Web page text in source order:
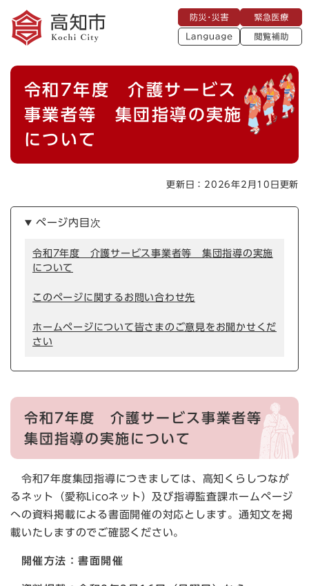
メニューを飛ばして本文へ
災
・
災
急
医
療
L
a
g
閲
助
本
令和7年度 介護サービス
事業者等 集団指導の実施
について
更新日：2026年2月10日更新
ページ内目次
令和7年度 介護サービス事業者等 集団指導の実施
について
このページに関するお問い合わせ先
ホームページについて皆さまのご意見をお聞かせくだ
さい
令和7年度 介護サービス事業者等
集団指導の実施について
令和7年度集団指導につきましては、高知くらしつなが
るネット（愛称Licoネット）及び指導監査課ホームページ
への資料掲載による書面開催の対応とします。通知文を掲
載いたしますのでご確認ください。
開催方法：書面開催